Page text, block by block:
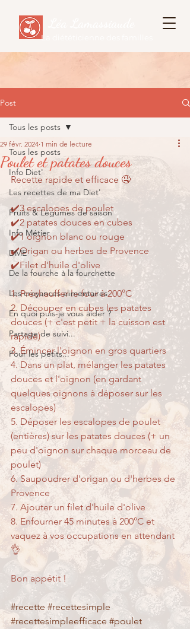
La diététicienne des familles
Post
Tous les posts
Info Diet'
Les recettes de ma Diet'
Fruits & Légumes de saison
Info Métier
DME
De la fourche à la fourchette
Les croyances alimentaires
En quoi puis-je vous aider ?
Partage de suivi...
Pour les petits...
Tous les posts
Poulet et patates douces
29 févr. 2024 1 min de lecture
Recette rapide et efficace 🤤
✔️3 escalopes de poulet
✔️2 patates douces en cubes
✔️1 oignon blanc ou rouge
✔️Origan ou herbes de Provence
✔️Filet d'huile d'olive
1. Préchauffer le four à 200°C
2. Découper en cubes les patates
douces (+ c'est petit + la cuisson est
rapide)
3. Émincer l'oignon en gros quartiers
4. Dans un plat, mélanger les patates
douces et l'oignon (en gardant
quelques oignons à déposer sur les
escalopes)
5. Déposer les escalopes de poulet
(entières) sur les patates douces (+ un
peu d'oignon sur chaque morceau de
poulet)
6. Saupoudrer d'origan ou d'herbes de
Provence
7. Ajouter un filet d'huile d'olive
8. Enfourner 45 minutes à 200°C et
vaquez à vos occupations en attendant
👌
Bon appétit !
#recette #recettesimple
#recettesimpleefficace #poulet